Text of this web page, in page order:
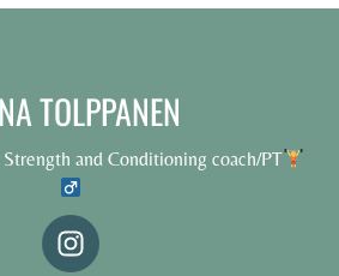
TOLPPANEN
and Conditioning coach/PT